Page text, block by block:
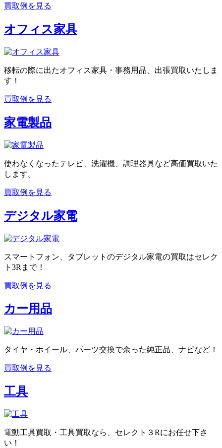
買取例を見る
オフィス家具
移転の際に出たオフィス家具・事務用品、出張買取いたしま
す！
買取例を見る
家電製品
使わなくなったテレビ、洗濯機、調理器具など高価買取いた
します。
買取例を見る
デジタル家電
スマートフォン、タブレットのデジタル家電の買取はセレク
ト3Rまで！
買取例を見る
カー用品
タイヤ・ホイール、パーツ交換で余った純正品、ナビなど！
買取例を見る
工具
電動工具買取・工具買取なら、セレクト３Rにお任せ下さ
い！